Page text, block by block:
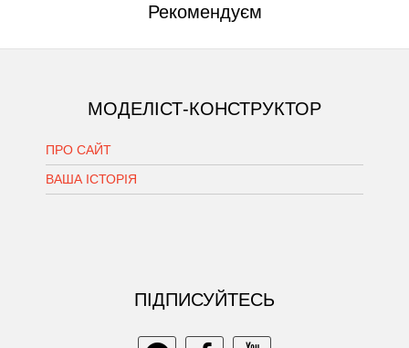
Рекомендуєм
МОДЕЛІСТ-КОНСТРУКТОР
ПРО САЙТ
ВАША ІСТОРІЯ
ПIДПИСУЙТЕСЬ